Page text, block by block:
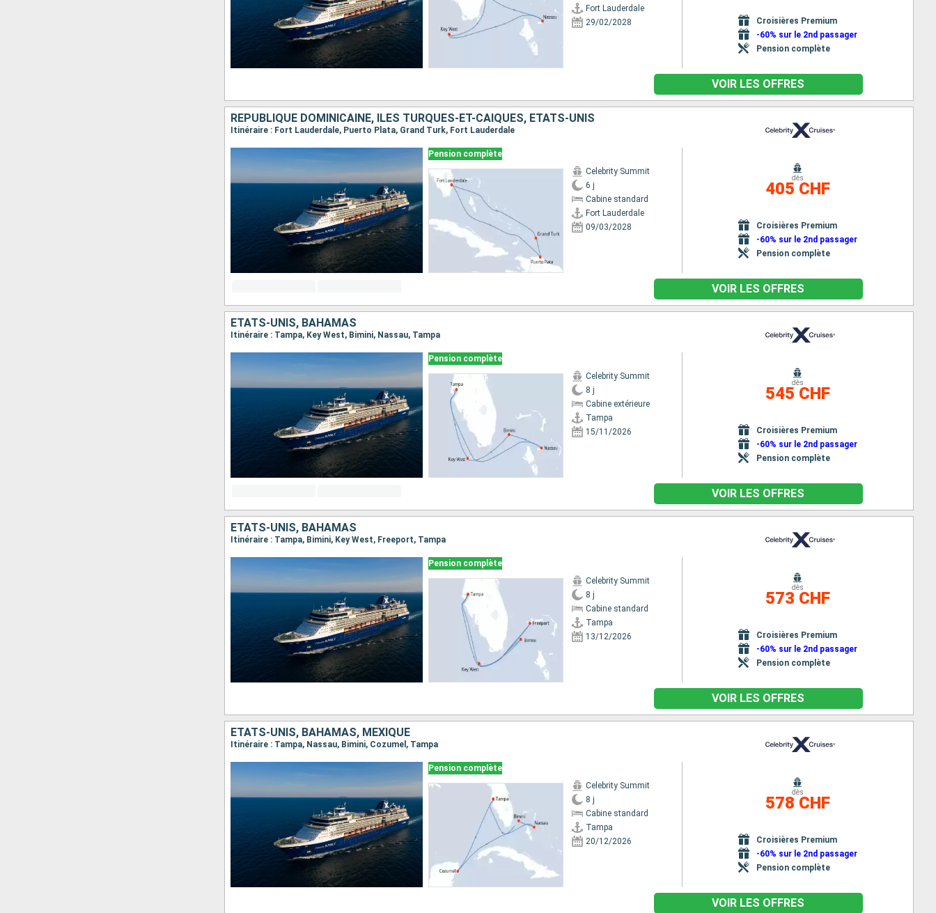
Fort Lauderdale
29/02/2028
Croisières Premium
-60% sur le 2nd passager
Pension complète
VOIR LES OFFRES
RÉPUBLIQUE DOMINICAINE, ÎLES TURQUES-ET-CAÏQUES, ÉTATS-UNIS
Itinéraire : Fort Lauderdale, Puerto Plata, Grand Turk, Fort Lauderdale
Pension complète
Celebrity Summit
6 j
Cabine standard
Fort Lauderdale
09/03/2028
dès
405 CHF
Croisières Premium
-60% sur le 2nd passager
Pension complète
VOIR LES OFFRES
ÉTATS-UNIS, BAHAMAS
Itinéraire : Tampa, Key West, Bimini, Nassau, Tampa
Pension complète
Celebrity Summit
8 j
Cabine extérieure
Tampa
15/11/2026
dès
545 CHF
Croisières Premium
-60% sur le 2nd passager
Pension complète
VOIR LES OFFRES
ÉTATS-UNIS, BAHAMAS
Itinéraire : Tampa, Bimini, Key West, Freeport, Tampa
Pension complète
Celebrity Summit
8 j
Cabine standard
Tampa
13/12/2026
dès
573 CHF
Croisières Premium
-60% sur le 2nd passager
Pension complète
VOIR LES OFFRES
ÉTATS-UNIS, BAHAMAS, MEXIQUE
Itinéraire : Tampa, Nassau, Bimini, Cozumel, Tampa
Pension complète
Celebrity Summit
8 j
Cabine standard
Tampa
20/12/2026
dès
578 CHF
Croisières Premium
-60% sur le 2nd passager
Pension complète
VOIR LES OFFRES